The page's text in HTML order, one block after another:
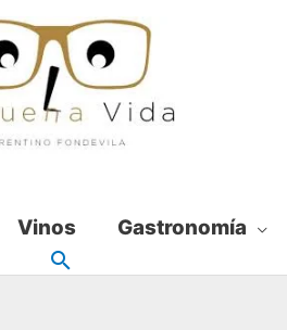
Vinos Gastronomía